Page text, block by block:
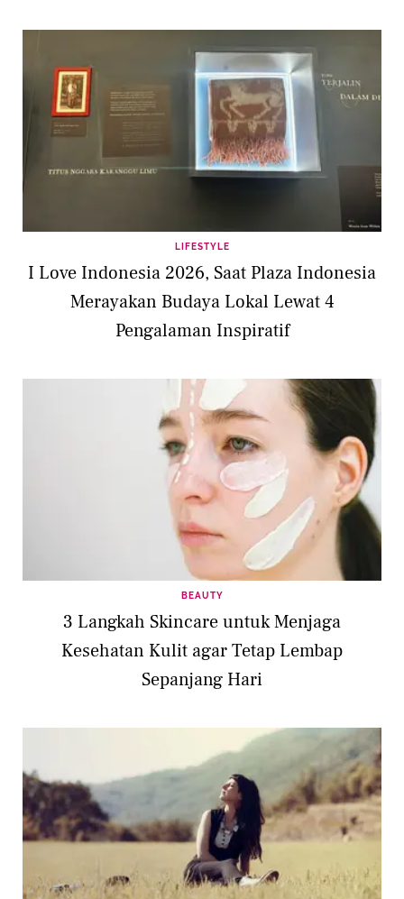
LIFESTYLE
I Love Indonesia 2026, Saat Plaza Indonesia
Merayakan Budaya Lokal Lewat 4
Pengalaman Inspiratif
BEAUTY
3 Langkah Skincare untuk Menjaga
Kesehatan Kulit agar Tetap Lembap
Sepanjang Hari